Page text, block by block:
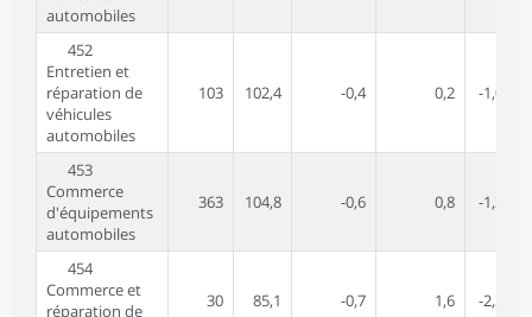
automobiles
452
Entretien et
réparation de
véhicules
automobiles
103 102,4 -0,4 0,2 -1,0
453
Commerce
d'équipements
automobiles
363 104,8 -0,6 0,8 -1,3
454
Commerce et
réparation de
30 85,1 -0,7 1,6 -2,3